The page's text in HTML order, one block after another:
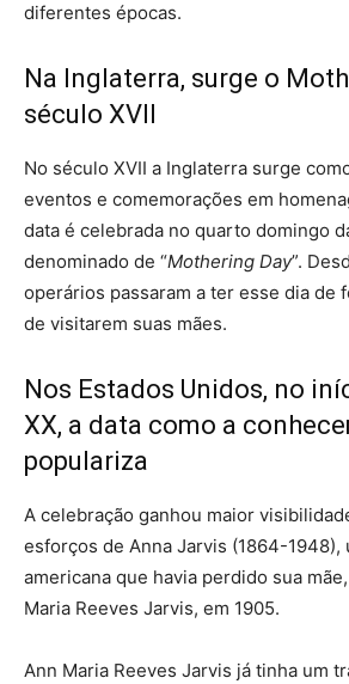
diferentes épocas.
Na Inglaterra, surge o
século XVII
No século XVII a Inglaterra surge
eventos e comemorações em
data é celebrada no quarto domingo
denominado de “Mothering Day”.
operários passaram a ter esse dia de
de visitarem suas mães.
Nos Estados Unidos, no
XX, a data como a
populariza
A celebração ganhou maior
esforços de Anna Jarvis (1864-
americana que havia perdido sua
Maria Reeves Jarvis, em 1905.
Ann Maria Reeves Jarvis já tinha um